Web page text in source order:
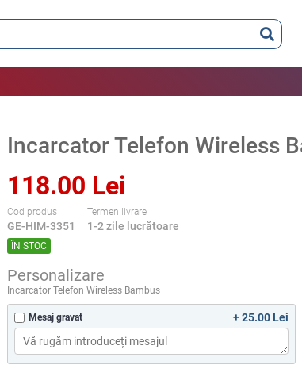
Incarcator Telefon Wireless
118.00 Lei
Cod produs
GE-HIM-3351
Termen livrare
1-2 zile lucrătoare
ÎN STOC
Personalizare
Incarcator Telefon Wireless Bambus
Mesaj gravat + 25.00 Lei